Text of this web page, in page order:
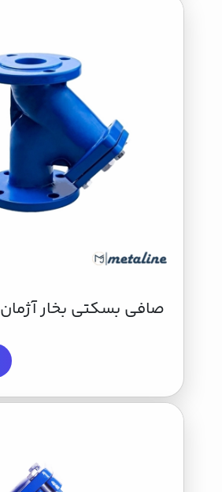
صافي بسكتي بخار آژمان 80 - 3 اینچ